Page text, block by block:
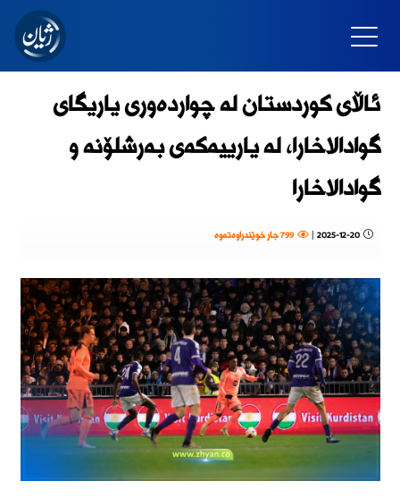
ئاڵای کوردستان لە چواردەوری یاریگای
گوادالاخارا، لە یارییەکەی بەرشلۆنە و
گوادالاخارا
2025-12-20
| 799 جار خوێندراوەتەوە